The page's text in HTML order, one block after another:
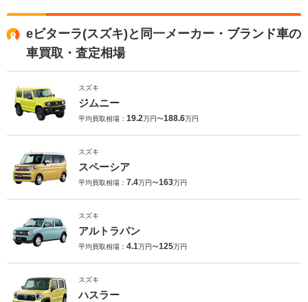
eビターラ(スズキ)と同一メーカー・ブランド車の
車買取・査定相場
スズキ
ジムニー
平均買取相場： 19.2万円〜188.6万円
スズキ
スペーシア
平均買取相場： 7.4万円〜163万円
スズキ
アルトラパン
平均買取相場： 4.1万円〜125万円
スズキ
ハスラー